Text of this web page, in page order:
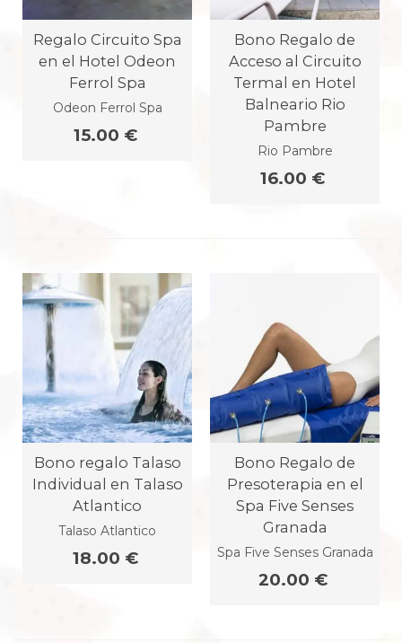
Regalo Circuito Spa
en el Hotel Odeon
Ferrol Spa
Odeon Ferrol Spa
15.00 €
Bono Regalo de
Acceso al Circuito
Termal en Hotel
Balneario Rio
Pambre
Rio Pambre
16.00 €
Bono regalo Talaso
Individual en Talaso
Atlantico
Talaso Atlantico
18.00 €
Bono Regalo de
Presoterapia en el
Spa Five Senses
Granada
Spa Five Senses Granada
20.00 €